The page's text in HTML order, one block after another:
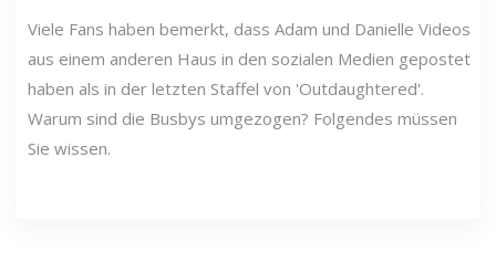
Viele Fans haben bemerkt, dass Adam und Danielle Videos
aus einem anderen Haus in den sozialen Medien gepostet
haben als in der letzten Staffel von 'Outdaughtered'.
Warum sind die Busbys umgezogen? Folgendes müssen
Sie wissen.